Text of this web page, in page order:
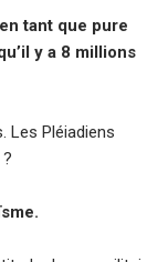
tant que pure
y a 8 millions
Les Pléiadiens